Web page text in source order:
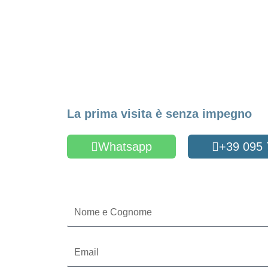
La prima visita è senza impegno
Whatsapp +39 095
Cognome